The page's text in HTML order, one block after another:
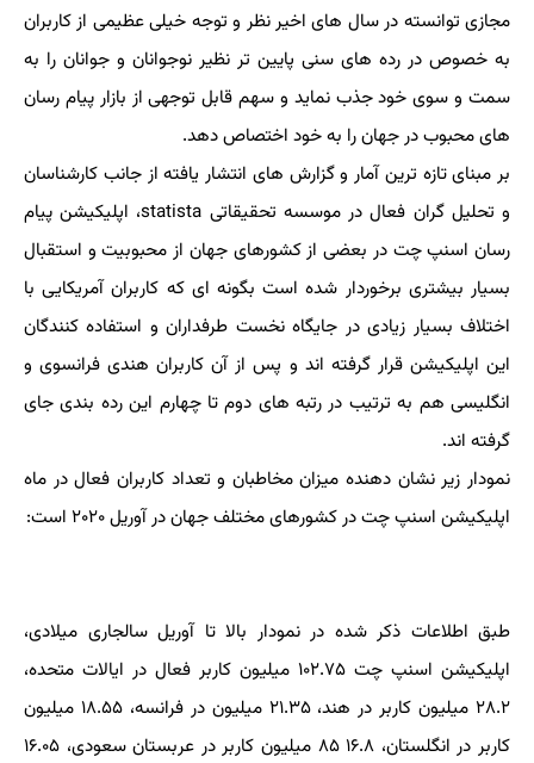
مجازی توانسته در سال های اخیر نظر و توجه خیلی عظیمی از کاربران
به خصوص در رده های سنی پایین تر نظیر نوجوانان و جوانان را به
سمت و سوی خود جذب نماید و سهم قابل توجهی از بازار پیام رسان
های محبوب در جهان را به خود اختصاص دهد.
بر مبنای تازه ترین آمار و گزارش های انتشار یافته از جانب کارشناسان
و تحلیل گران فعال در موسسه تحقیقاتی statista، اپلیکیشن پیام
رسان اسنپ چت در بعضی از کشورهای جهان از محبوبیت و استقبال
بسیار بیشتری برخوردار شده است بگونه ای که کاربران آمریکایی با
اختلاف بسیار زیادی در جایگاه نخست طرفداران و استفاده کنندگان
این اپلیکیشن قرار گرفته اند و پس از آن کاربران هندی فرانسوی و
انگلیسی هم به ترتیب در رتبه های دوم تا چهارم این رده بندی جای
گرفته اند.
نمودار زیر نشان دهنده میزان مخاطبان و تعداد کاربران فعال در ماه
اپلیکیشن اسنپ چت در کشورهای مختلف جهان در آوریل ۲۰۲۰ است:
طبق اطلاعات ذکر شده در نمودار بالا تا آوریل سالجاری میلادی،
اپلیکیشن اسنپ چت ۱۰۲.۷۵ میلیون کاربر فعال در ایالات متحده،
۲۸.۲ میلیون کاربر در هند، ۲۱.۳۵ میلیون در فرانسه، ۱۸.۵۵ میلیون
کاربر در انگلستان، ۱۶.۸ ۸۵ میلیون کاربر در عربستان سعودی، ۱۶.۰۵